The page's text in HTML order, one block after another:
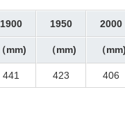
1900 1950 2000
（mm) （mm) （mm)
441 423 406